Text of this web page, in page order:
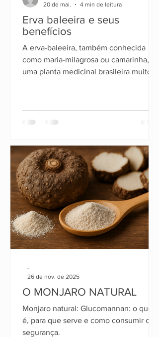
Erva baleeira e seus
benefícios
A erva-baleeira, também conhecida
como maria-milagrosa ou camarinha, é
uma planta medicinal brasileira muito
nome científico é Cordia verbenacea e
propriedades anti-inflamatórias e
analgésicas.
20 de mai.
4 min de leitura
O MONJARO NATURAL
Monjaro natural: Glucomannan: o que
é, para que serve e como consumir com
segurança.
-
26 de nov. de 2025